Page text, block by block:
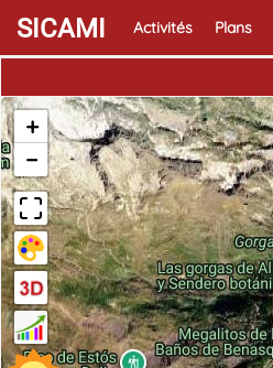
SICAMI Activités Plans
+
−